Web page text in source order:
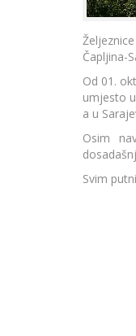
Čapljina-
Od 01.
umjesto
a u
Osim
Svim